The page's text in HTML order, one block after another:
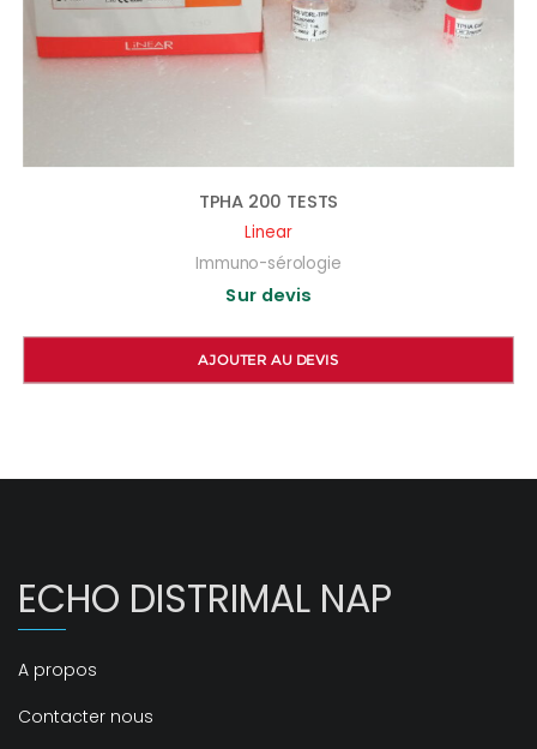
TPHA 200 TESTS
Linear
Immuno-sérologie
Sur devis
AJOUTER AU DEVIS
ECHO DISTRIMAL NAP
A propos
Contacter nous